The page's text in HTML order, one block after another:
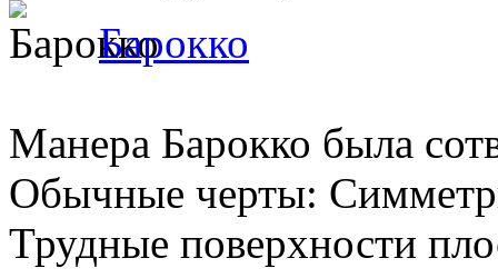
Барокко
Манера Барокко была
Обычные черты:
Трудные поверхности